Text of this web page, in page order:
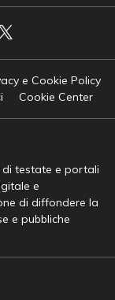
e Cookie Policy
Cookie Center
testate e portali
e
di diffondere la
e pubbliche